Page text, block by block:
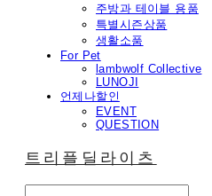
주방과 테이블 용품
특별시즌상품
생활소품
For Pet
lambwolf Collective
LUNOJI
언제나할인
EVENT
QUESTION
트리플딜라이츠